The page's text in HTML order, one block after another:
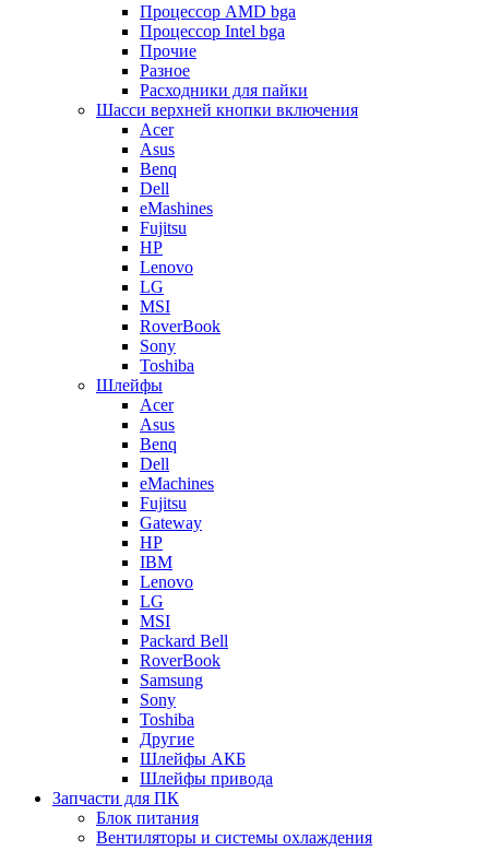
Процессор AMD bga
Процессор Intel bga
Прочие
Разное
Расходники для пайки
Шасси верхней кнопки включения
Acer
Asus
Benq
Dell
eMashines
Fujitsu
HP
Lenovo
LG
MSI
RoverBook
Sony
Toshiba
Шлейфы
Acer
Asus
Benq
Dell
eMachines
Fujitsu
Gateway
HP
IBM
Lenovo
LG
MSI
Packard Bell
RoverBook
Samsung
Sony
Toshiba
Другие
Шлейфы АКБ
Шлейфы привода
Запчасти для ПК
Блок питания
Вентиляторы и системы охлаждения